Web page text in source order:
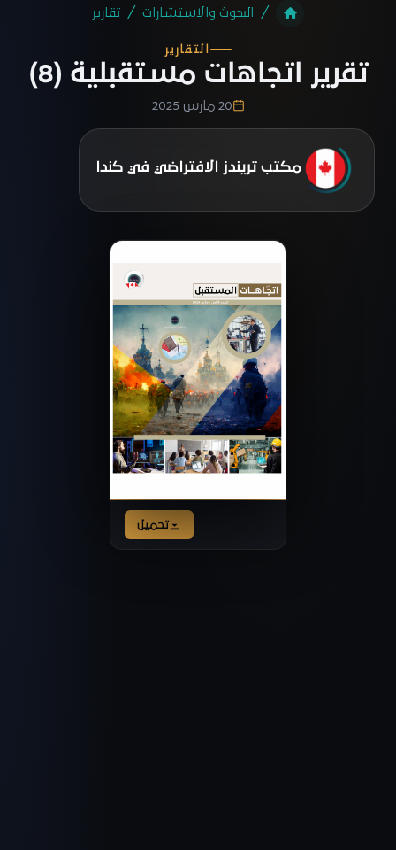
البحوث والاستشارات تقارير
التقارير
تقرير اتجاهات مستقبلية (8)
20 مارس 2025
مكتب تريندز الافتراضي في كندا
تحميل